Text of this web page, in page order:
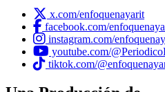
x.com/enfoquenayarit
facebook.com/
instagram.com/
youtube.com/
tiktok.com/